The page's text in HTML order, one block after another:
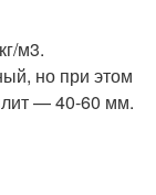
м3.
но при этом
— 40-60 мм.